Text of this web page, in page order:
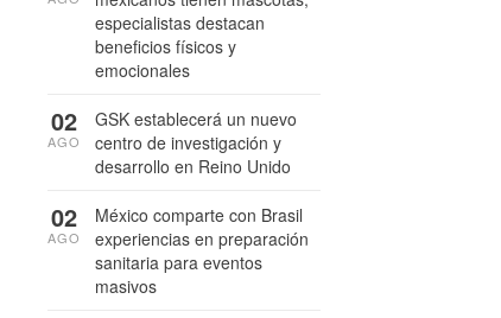
especialistas destacan
beneficios físicos y
emocionales
GSK establecerá un nuevo
centro de investigación y
desarrollo en Reino Unido
02
AGO
México comparte con Brasil
experiencias en preparación
sanitaria para eventos
masivos
02
AGO